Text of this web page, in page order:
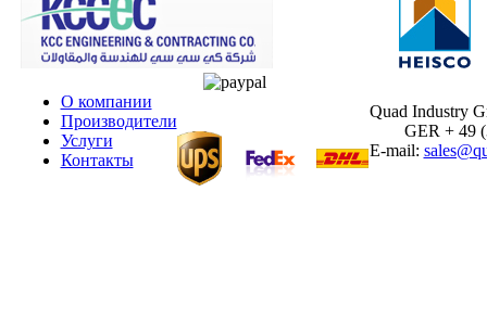
О компании
Производители
Услуги
Контакты
Quad Industry
GER + 49
E-mail: